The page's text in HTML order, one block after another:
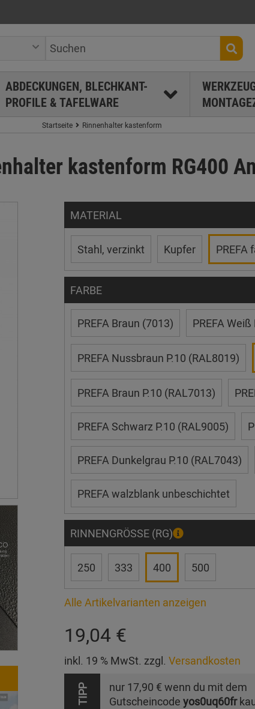
ABDECKUNGEN, BLECHKANT-
PROFILE & TAFELWARE
Startseite Rinnenhalter kastenform
kastenform RG400
MATERIAL
Stahl, verzinkt Kupfer PREFA
FARBE
PREFA Braun (7013) PREFA
PREFA Nussbraun P.10 (RAL8019)
PREFA Braun P.10 (RAL7013)
PREFA Schwarz P.10 (RAL9005)
PREFA Dunkelgrau P.10 (RAL7043)
PREFA walzblank unbeschichtet
RINNENGRÖSSE (RG)
250 333 400 500
Alle Artikelvarianten anzeigen
19,04 €
inkl. 19 % MwSt. zzgl. Versandkosten
TIPP nur 17,90 € wenn du mit dem
Gutscheincode yos0uq60fr